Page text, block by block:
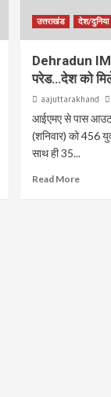
उत्तराखंड देश/दुनिया
Dehradun
परेड…देश को
aajuttarakhand
आईएमए से पास
(शनिवार) को 456
साथ ही 35...
Read More